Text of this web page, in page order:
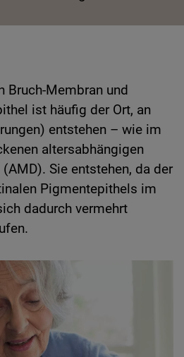
Bruch-Membran und
ist häufig der Ort, an
entstehen – wie im
altersabhängigen
Sie entstehen, da der
Pigmentepithels im
dadurch vermehrt